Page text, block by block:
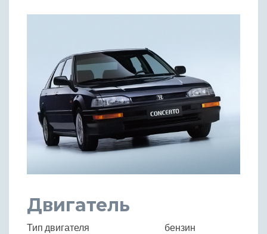
Двигатель
Тип двигателя
бензин